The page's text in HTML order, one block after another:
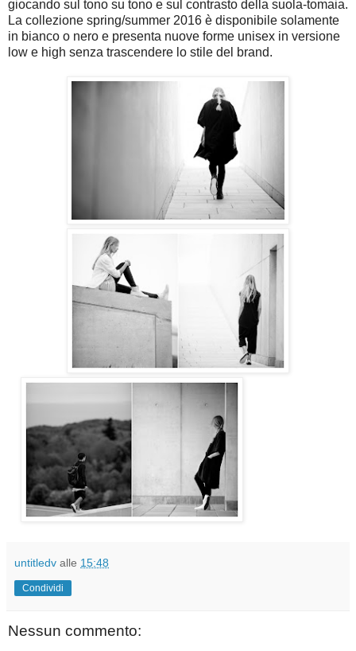
giocando sul tono su tono e sul contrasto della suola-tomaia.
La collezione spring/summer 2016 è disponibile solamente
in bianco o nero e presenta nuove forme unisex in versione
low e high senza trascendere lo stile del brand.
untitledv alle 15:48
Condividi
Nessun commento: